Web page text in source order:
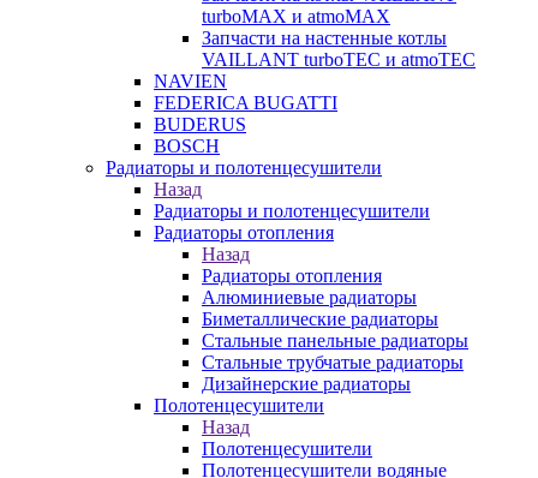
turboMAX и atmoMAX
Запчасти на настенные котлы
VAILLANT turboTEC и atmoTEC
NAVIEN
FEDERICA BUGATTI
BUDERUS
BOSCH
Радиаторы и полотенцесушители
Назад
Радиаторы и полотенцесушители
Радиаторы отопления
Назад
Радиаторы отопления
Алюминиевые радиаторы
Биметаллические радиаторы
Стальные панельные радиаторы
Стальные трубчатые радиаторы
Дизайнерские радиаторы
Полотенцесушители
Назад
Полотенцесушители
Полотенцесушители водяные